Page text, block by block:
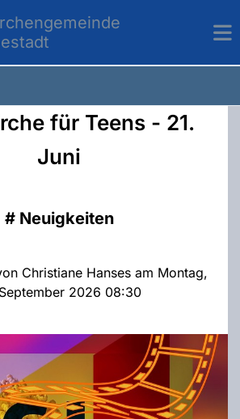
für Teens - 21.
Juni
# Neuigkeiten
Christiane Hanses am Montag,
2026 08:30